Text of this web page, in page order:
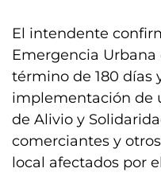
El intendente
Emergencia
término de 180 días
implementación de
de Alivio y
comerciantes y
local afectados por